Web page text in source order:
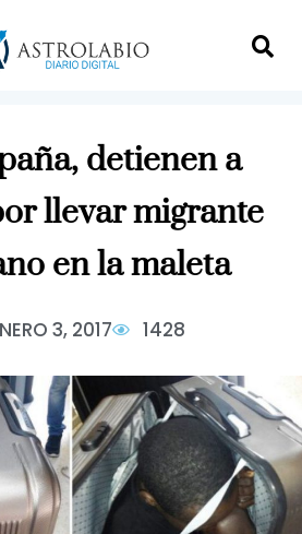
detienen a
llevar migrante
en la maleta
3, 2017 1428